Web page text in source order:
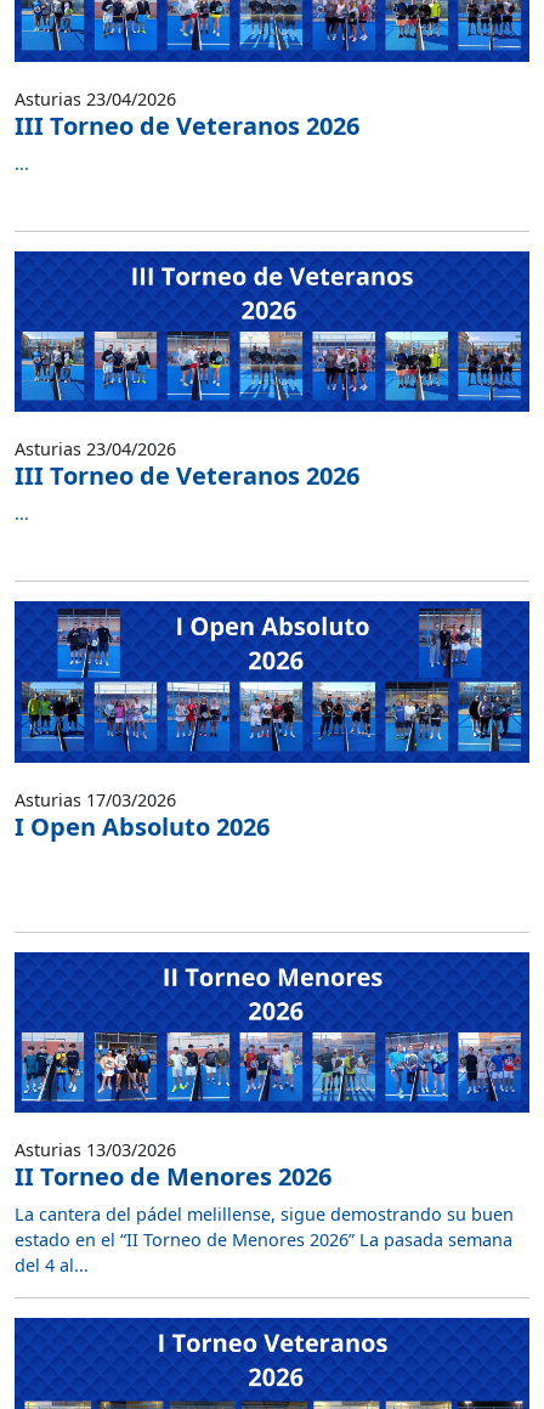
Asturias 23/04/2026
III Torneo de Veteranos 2026
...
Asturias 23/04/2026
III Torneo de Veteranos 2026
...
Asturias 17/03/2026
I Open Absoluto 2026
Asturias 13/03/2026
II Torneo de Menores 2026
La cantera del pádel melillense, sigue demostrando su buen
estado en el “II Torneo de Menores 2026” La pasada semana
del 4 al...